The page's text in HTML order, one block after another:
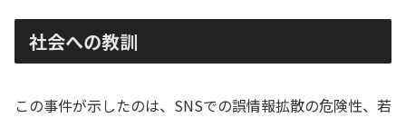
社会への教訓
この事件が示したのは、SNSでの誤情報拡散の危険性、若